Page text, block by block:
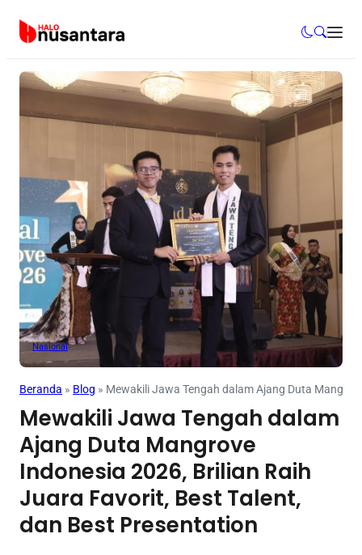
Nasional
Beranda » Blog » Mewakili Jawa Tengah dalam Ajang Duta
Mewakili Jawa Tengah dalam
Ajang Duta Mangrove
Indonesia 2026, Brilian Raih
Juara Favorit, Best Talent,
dan Best Presentation